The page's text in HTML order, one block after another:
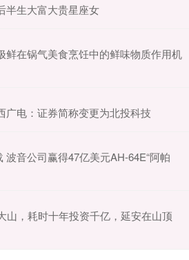
半生大富大贵星座女
鲜在锅气美食烹饪中的鲜味物质作用机
广电：证券简称变更为北投科技
波音公司赢得47亿美元AH-64E“阿帕
山，耗时十年投资千亿，延安在山顶